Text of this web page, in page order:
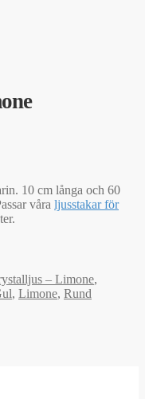
10 cm långa och 60
våra ljusstakar för
– Limone,
, Limone, Rund